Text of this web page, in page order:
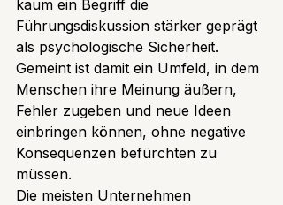
kaum ein Begriff die
Führungsdiskussion stärker geprägt
als psychologische Sicherheit.
Gemeint ist damit ein Umfeld, in dem
Menschen ihre Meinung äußern,
Fehler zugeben und neue Ideen
einbringen können, ohne negative
Konsequenzen befürchten zu
müssen.
Die meisten Unternehmen